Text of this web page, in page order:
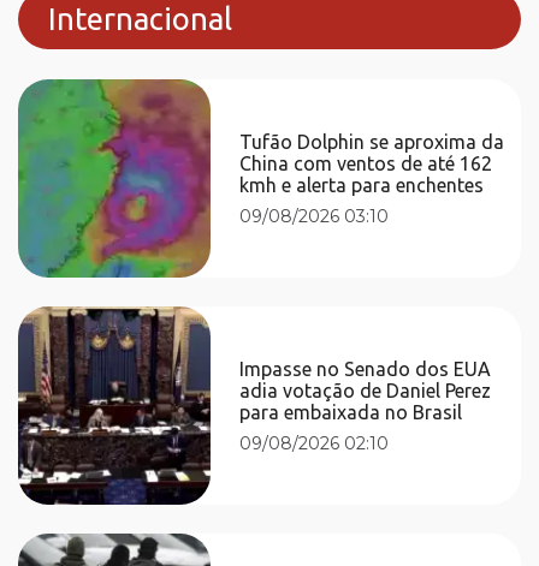
Internacional
Tufão Dolphin se aproxima da
China com ventos de até 162
kmh e alerta para enchentes
09/08/2026 03:10
Impasse no Senado dos EUA
adia votação de Daniel Perez
para embaixada no Brasil
09/08/2026 02:10